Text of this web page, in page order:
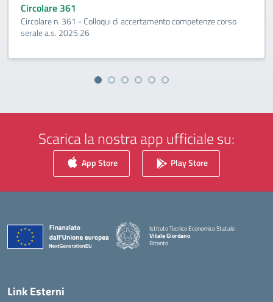
Circolare 361
Circolare n. 361 - Colloqui di accertamento competenze corso
serale a.s. 2025.26
Scarica la nostra app ufficiale su:
App Store Play Store
Istituto Tecnico Economico Statale
Vitale Giordano
Bitonto
Link Esterni